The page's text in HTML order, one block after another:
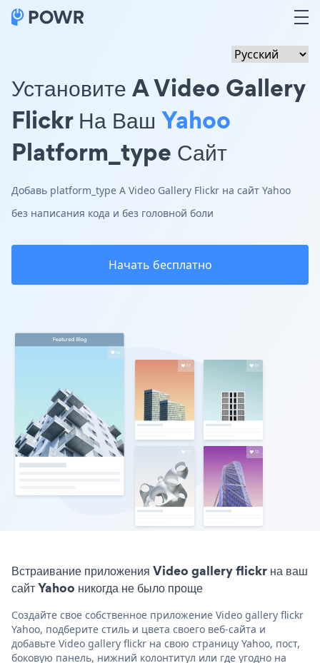
Установите A Video Gallery
Flickr На Ваш Yahoo
Platform_type Сайт
Добавь platform_type A Video Gallery Flickr на сайт Yahoo
без написания кода и без головной боли
Начать бесплатно
Встраивание приложения Video gallery flickr на ваш
сайт Yahoo никогда не было проще
Создайте свое собственное приложение Video gallery flickr
Yahoo, подберите стиль и цвета своего веб-сайта и
добавьте Video gallery flickr на свою страницу Yahoo, пост,
боковую панель, нижний колонтитул или где угодно на